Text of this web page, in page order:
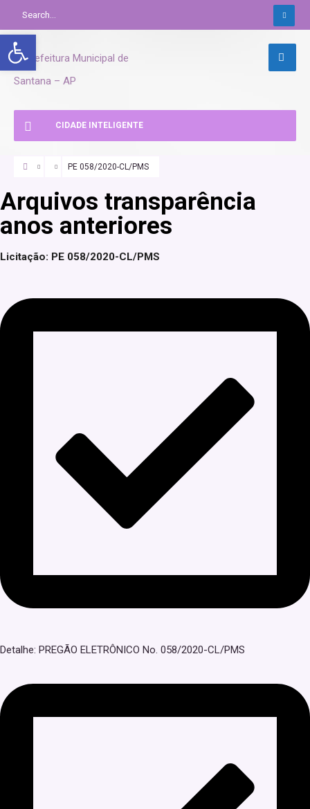
Abrir a barra de ferramentas
CIDADE INTELIGENTE
PE 058/2020-CL/PMS
Arquivos transparência
anos anteriores
Licitação: PE 058/2020-CL/PMS
Detalhe: PREGÃO ELETRÔNICO No. 058/2020-CL/PMS